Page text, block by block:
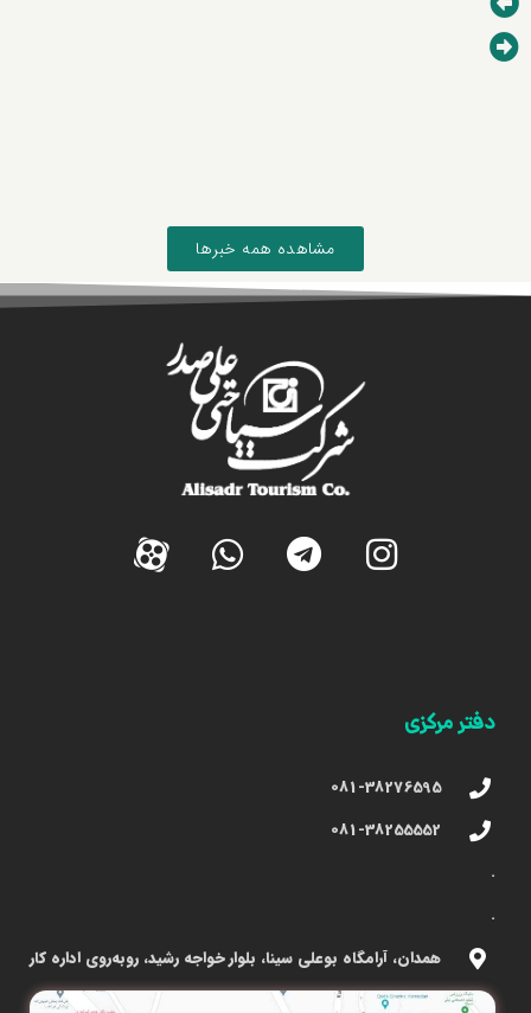
مشاهده همه خبرها
دفتر مرکزی
081-38276595
081-38255552
.
.
همدان، آرامگاه بوعلی سینا، بلوار خواجه رشید، روبه‌روی اداره کار